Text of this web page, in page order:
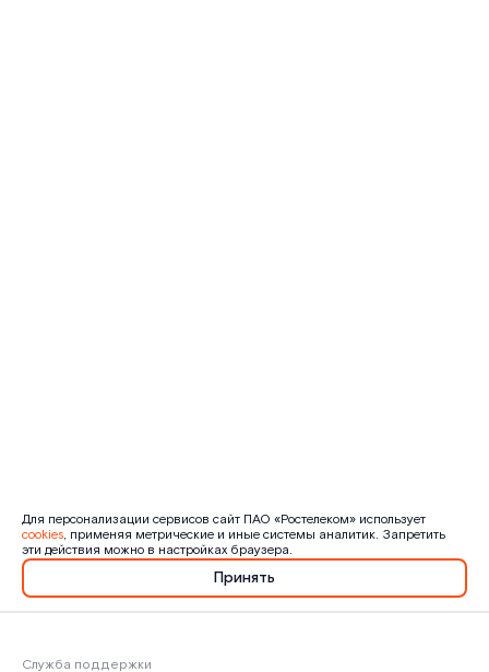
Для персонализации сервисов сайт ПАО «Ростелеком» использует
cookies, применяя метрические и иные системы аналитик. Запретить
эти действия можно в настройках браузера.
Принять
Служба поддержки